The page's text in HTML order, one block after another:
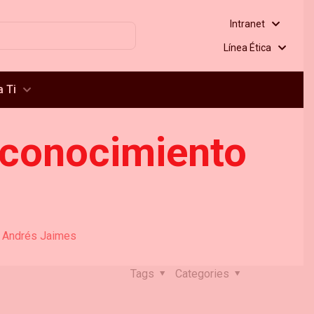
Intranet
Línea Ética
Ti
Jaimes
Categories
Tags